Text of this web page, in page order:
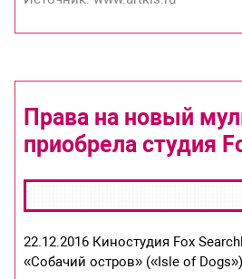
Права на новый
приобрела студия
22.12.2016 Киностудия Fox
«Собачий остров» («Isle of